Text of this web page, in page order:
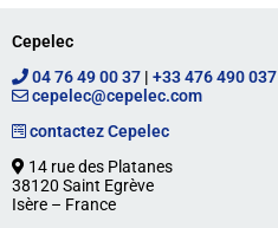
Cepelec
04 76 49 00 37 | +33 476 490 037
cepelec@cepelec.com
contactez Cepelec
14 rue des Platanes
38120 Saint Egrève
Isère – France